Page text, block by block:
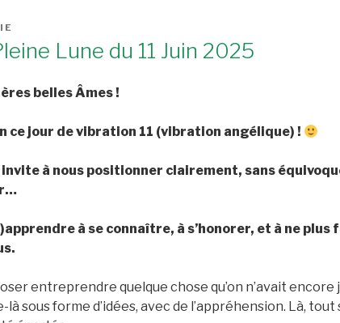
Lune du 11 Juin 2025
belles Âmes !
ce jour de vibration 11 (vibration angélique) !
à nous positionner clairement, sans
à se connaître, à s’honorer, et à ne plus
entreprendre quelque chose qu’on n’avait encore
sous forme d’idées, avec de l’appréhension. Là,